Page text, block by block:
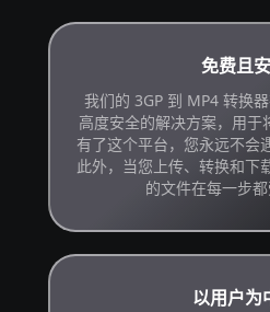
免费且
我们的 3GP 到 MP4 转换
高度安全的解决方案，用于
有了这个平台，您永远不会
此外，当您上传、转换和下
的文件在每一步都
以用户为